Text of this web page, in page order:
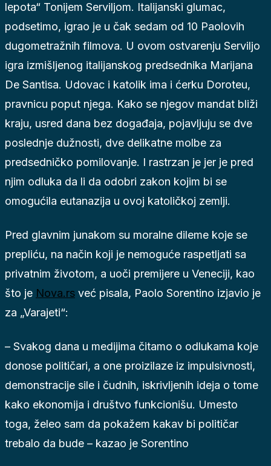
lepota“ Tonijem Serviljom. Italijanski glumac,
podsetimo, igrao je u čak sedam od 10 Paolovih
dugometražnih filmova. U ovom ostvarenju Serviljo
igra izmišljenog italijanskog predsednika Marijana
De Santisa. Udovac i katolik ima i ćerku Doroteu,
pravnicu poput njega. Kako se njegov mandat bliži
kraju, usred dana bez događaja, pojavljuju se dve
poslednje dužnosti, dve delikatne molbe za
predsedničko pomilovanje. I rastrzan je jer je pred
njim odluka da li da odobri zakon kojim bi se
omogućila eutanazija u ovoj katoličkoj zemlji.
Pred glavnim junakom su moralne dileme koje se
prepliću, na način koji je nemoguće raspetljati sa
privatnim životom, a uoči premijere u Veneciji, kao
što je Nova.rs već pisala, Paolo Sorentino izjavio je
za „Varajeti“:
– Svakog dana u medijima čitamo o odlukama koje
donose političari, a one proizilaze iz impulsivnosti,
demonstracije sile i čudnih, iskrivljenih ideja o tome
kako ekonomija i društvo funkcionišu. Umesto
toga, želeo sam da pokažem kakav bi političar
trebalo da bude – kazao je Sorentino